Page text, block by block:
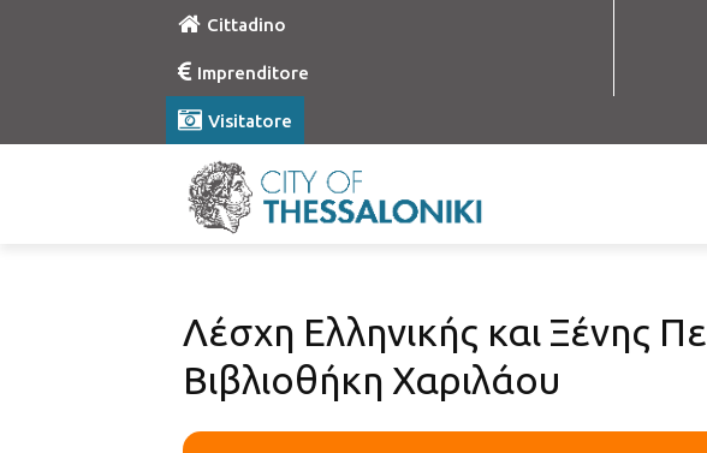
Cittadino
Imprenditore
Visitatore
Λέσχη Ελληνικής και Ξένης
Βιβλιοθήκη Χαριλάου